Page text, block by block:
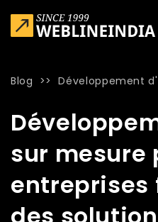
Blog >>Développement
sur mesure
entreprises